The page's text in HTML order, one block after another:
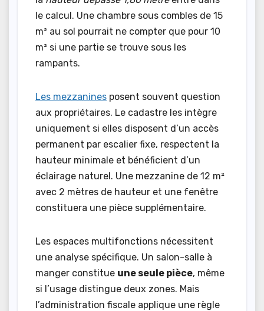
le calcul. Une chambre sous combles de 15
m² au sol pourrait ne compter que pour 10
m² si une partie se trouve sous les
rampants.
Les mezzanines posent souvent question
aux propriétaires. Le cadastre les intègre
uniquement si elles disposent d’un accès
permanent par escalier fixe, respectent la
hauteur minimale et bénéficient d’un
éclairage naturel. Une mezzanine de 12 m²
avec 2 mètres de hauteur et une fenêtre
constituera une pièce supplémentaire.
Les espaces multifonctions nécessitent
une analyse spécifique. Un salon-salle à
manger constitue une seule pièce, même
si l’usage distingue deux zones. Mais
l’administration fiscale applique une règle